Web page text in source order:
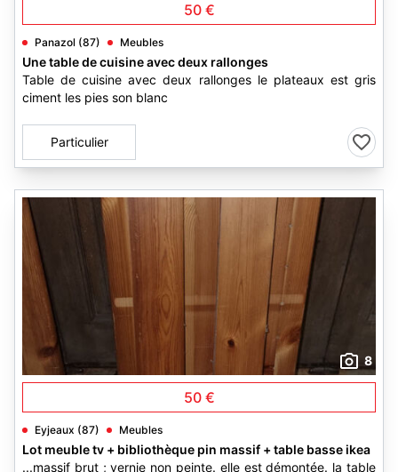
50 €
Panazol (87) Meubles
Une table de cuisine avec deux rallonges
Table de cuisine avec deux rallonges le plateaux est gris
ciment les pies son blanc
Particulier
8
50 €
Eyjeaux (87) Meubles
Lot meuble tv + bibliothèque pin massif + table basse ikea
...massif brut ; vernie non peinte. elle est démontée. la table